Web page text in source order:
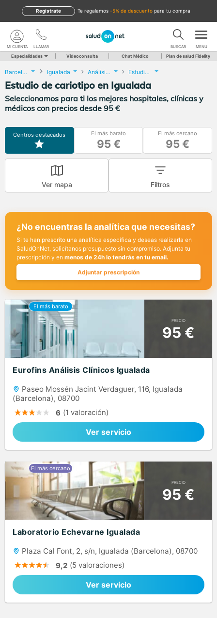
te regalamos -5% de descuento para tu compra
Regístrate
LLAMAR
MI CUENTA BUSCAR MENU
Especialidades Videoconsulta Chat Médico Plan de salud Fidelity
Barcelona Igualada Análisis Clínicos Estudio de cariotipo
Estudio de cariotipo en Igualada
Seleccionamos para ti los mejores hospitales, clínicas y
médicos con precios desde 95 €
Centros destacados El más barato
95 €
El más cercano
95 €
Ver mapa Filtros
¿No encuentras la analítica que necesitas?
Si te han prescrito una analítica específica y deseas realizarla en
SaludOnNet, solicítanos presupuesto sin compromiso. Adjunta tu
prescripción y en menos de 24h lo tendrás en tu email.
Adjuntar prescripción
PRECIO
95 €
Eurofins Análisis Clínicos Igualada
Paseo Mossén Jacint Verdaguer, 116, Igualada
(Barcelona), 08700
6 (1 valoración)
Ver servicio
PRECIO
95 €
Laboratorio Echevarne Igualada
Plaza Cal Font, 2, s/n, Igualada (Barcelona), 08700
9,2 (5 valoraciones)
Ver servicio